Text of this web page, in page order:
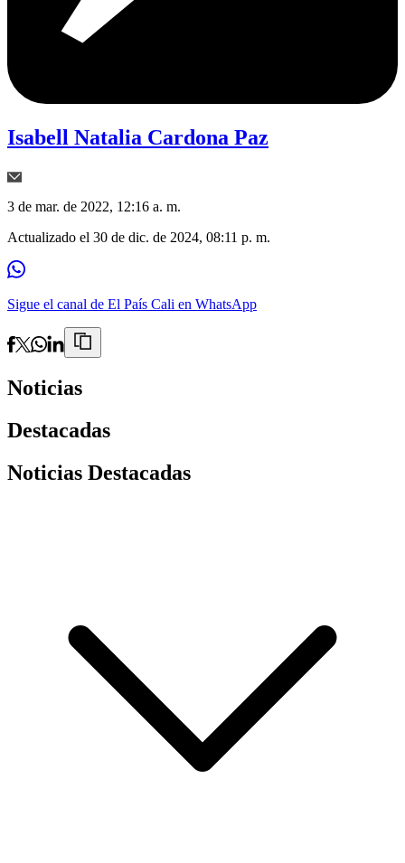
Isabell Natalia Cardona Paz
3 de mar. de 2022, 12:16 a. m.
Actualizado el 30 de dic. de 2024, 08:11 p. m.
Sigue el canal de El País Cali en WhatsApp
Noticias
Destacadas
Noticias Destacadas